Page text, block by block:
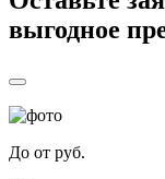
выгодное
До от руб.